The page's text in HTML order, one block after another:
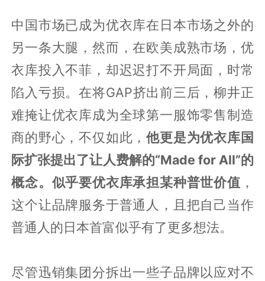
中国市场已成为优衣库在日本市场之外的
另一条大腿，然而，在欧美成熟市场，优
衣库投入不菲，却迟迟打不开局面，时常
陷入亏损。在将GAP挤出前三后，柳井正
难掩让优衣库成为全球第一服饰零售制造
商的野心，不仅如此，他更是为优衣库国
际扩张提出了让人费解的“Made for All”的
概念。似乎要优衣库承担某种普世价值 ，
这个让品牌服务于普通人，且把自己当作
普通人的日本首富似乎有了更多想法。
尽管迅销集团分拆出一些子品牌以应对不